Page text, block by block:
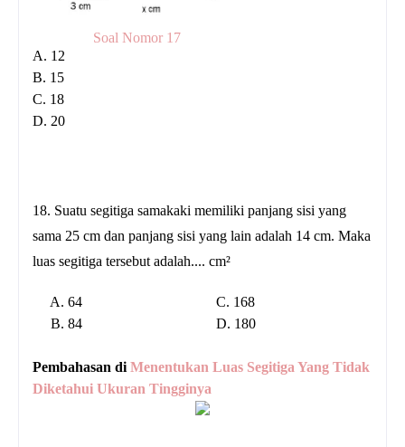
Soal Nomor 17
A. 12
B. 15
C. 18
D. 20
18. Suatu segitiga samakaki memiliki panjang sisi yang
sama 25 cm dan panjang sisi yang lain adalah 14 cm. Maka
luas segitiga tersebut adalah.... cm²
A. 64 C. 168
B. 84 D. 180
Pembahasan di Menentukan Luas Segitiga Yang Tidak
Diketahui Ukuran Tingginya